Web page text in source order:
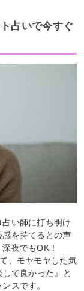
占いで今すぐ
い師に打ち明け
を持てるとの声
夜でもOK！
、モヤモヤした気
て良かった』と
スです。